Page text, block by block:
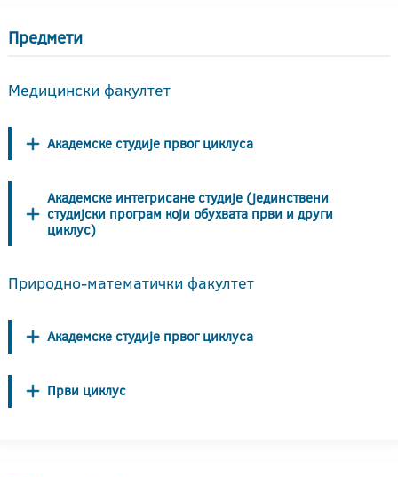
Предмети
Медицински факултет
Академске студије првог циклуса
Академске интегрисане студије (јединствени
студијски програм који обухвата први и други
циклус)
Природно-математички факултет
Академске студије првог циклуса
Први циклус